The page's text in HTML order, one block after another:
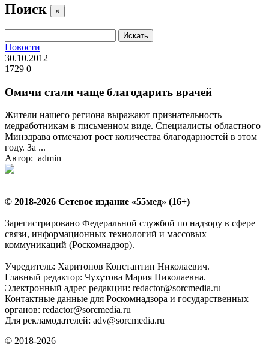
Поиск ×
Новости
30.10.2012
1729 0
Омичи стали чаще благодарить врачей
Жители нашего региона выражают признательность
медработникам в письменном виде. Специалисты областного
Минздрава отмечают рост количества благодарностей в этом
году. За ...
Автор: admin
© 2018-2026 Сетевое издание «55мед» (16+)
Зарегистрировано Федеральной службой по надзору в сфере
связи, информационных технологий и массовых
коммуникаций (Роскомнадзор).
Учредитель: Харитонов Константин Николаевич.
Главный редактор: Чухутова Мария Николаевна.
Электронный адрес редакции: redactor@sorcmedia.ru
Контактные данные для Роскомнадзора и государственных
органов: redactor@sorcmedia.ru
Для рекламодателей: adv@sorcmedia.ru
© 2018-2026